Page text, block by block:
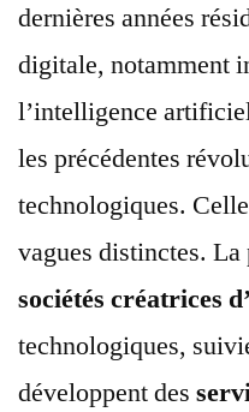
dernières années
digitale, notamment
l’intelligence
les précédentes
technologiques.
vagues distinctes. La
sociétés créatrices
technologiques,
développent des